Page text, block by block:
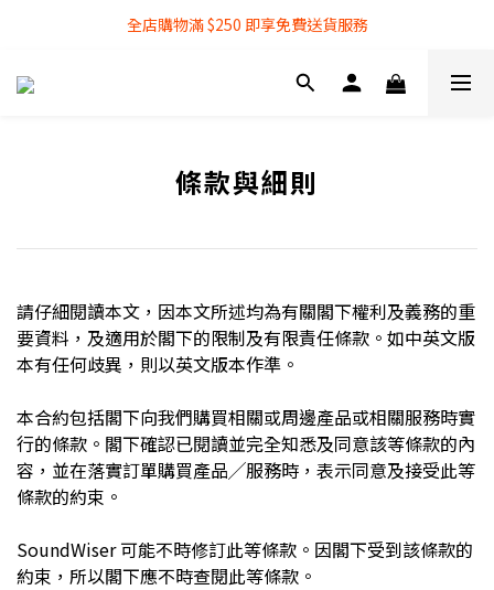
全店購物滿 $250 即享免費送貨服務
全店購物滿 $250 即享免費送貨服務
『銀行轉帳』付款方式 可享額外 3% 折扣回贈
條款與細則
請仔細閱讀本文，因本文所述均為有關閣下權利及義務的重
要資料，及適用於閣下的限制及有限責任條款。如中英文版
本有任何歧異，則以英文版本作準。
本合約包括閣下向我們購買相關或周邊產品或相關服務時實
行的條款。閣下確認已閱讀並完全知悉及同意該等條款的內
容，並在落實訂單購買產品╱服務時，表示同意及接受此等
條款的約束。
SoundWiser 可能不時修訂此等條款。因閣下受到該條款的
約束，所以閣下應不時查閱此等條款。